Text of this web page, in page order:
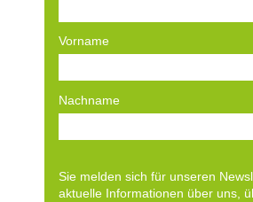
Vorname
Nachname
Sie melden sich für unseren
aktuelle Informationen über uns,